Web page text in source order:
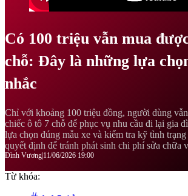
Có 100 triệu vẫn mua
chỗ: Đây là những lựa
nhắc
Chỉ với khoảng 100 triệu đồng, người dùng
chiếc ô tô 7 chỗ để phục vụ nhu cầu đi lại gia
lựa chọn đúng mẫu xe và kiểm tra kỹ tình
quyết định để tránh phát sinh chi phí sửa chữa
Đình Vương 11/06/2026 19:00
Từ khóa: